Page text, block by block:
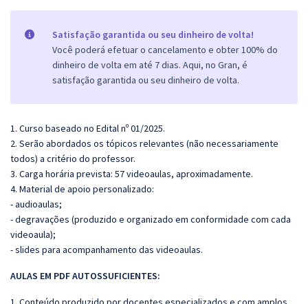
Satisfação garantida ou seu dinheiro de volta!
Você poderá efetuar o cancelamento e obter 100% do
dinheiro de volta em até 7 dias. Aqui, no Gran, é
satisfação garantida ou seu dinheiro de volta.
1. Curso baseado no Edital nº 01/2025.
2. Serão abordados os tópicos relevantes (não necessariamente
todos) a critério do professor.
3. Carga horária prevista: 57 videoaulas, aproximadamente.
4. Material de apoio personalizado:
- audioaulas;
- degravações (produzido e organizado em conformidade com cada
videoaula);
- slides para acompanhamento das videoaulas.
AULAS EM PDF AUTOSSUFICIENTES: